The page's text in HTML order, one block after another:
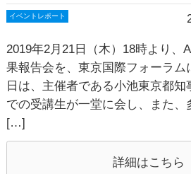
イベントレポート
2019年2月21日（木）18時より、
果報告会を、東京国際フォーラム
日は、主催者である小池東京都知
での受講生が一堂に会し、また、
[…]
詳細はこちら